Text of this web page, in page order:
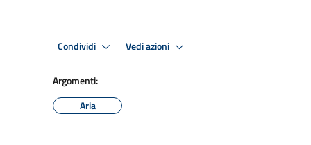
Condividi Vedi azioni
Argomenti:
Aria